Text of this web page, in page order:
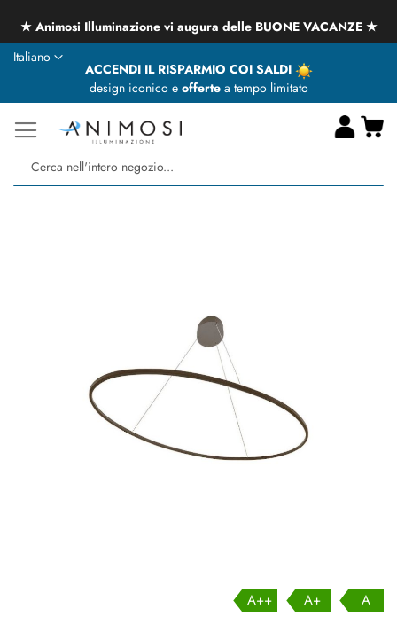
★ Animosi Illuminazione vi augura delle BUONE VACANZE ★
ACCENDI IL RISPARMIO COI SALDI
design iconico e offertea tempo limitato
Lingua
Italiano
A++ A+ A